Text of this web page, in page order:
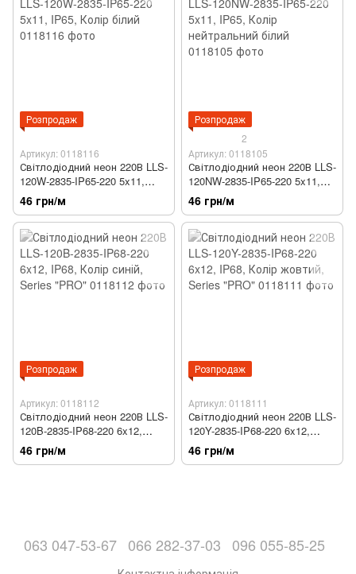
Розпродаж
Артикул: 0118116
Світлодіодний неон 220В LLS-
120W-2835-IP65-220 5x11,
IP65, Колір білий
46 грн/м
Розпродаж
2
Артикул: 0118105
Світлодіодний неон 220В LLS-
120NW-2835-IP65-220 5x11,
IP65, Колір нейтральний
білий
46 грн/м
Розпродаж
Артикул: 0118112
Світлодіодний неон 220В LLS-
120B-2835-IP68-220 6x12,
IP68, Колір синій, Series
"PRO"
46 грн/м
Розпродаж
Артикул: 0118111
Світлодіодний неон 220В LLS-
120Y-2835-IP68-220 6x12,
IP68, Колір жовтий, Series
"PRO"
46 грн/м
063 047-53-67 066 282-37-03 096 055-85-25